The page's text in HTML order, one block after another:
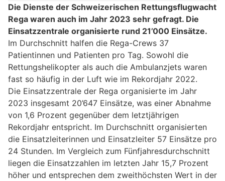
Die Dienste der Schweizerischen Rettungsflugwacht
Rega waren auch im Jahr 2023 sehr gefragt. Die
Einsatzzentrale organisierte rund 21’000 Einsätze.
Im Durchschnitt halfen die Rega-Crews 37
Patientinnen und Patienten pro Tag. Sowohl die
Rettungshelikopter als auch die Ambulanzjets waren
fast so häufig in der Luft wie im Rekordjahr 2022.
Die Einsatzzentrale der Rega organisierte im Jahr
2023 insgesamt 20’647 Einsätze, was einer Abnahme
von 1,6 Prozent gegenüber dem letztjährigen
Rekordjahr entspricht. Im Durchschnitt organisierten
die Einsatzleiterinnen und Einsatzleiter 57 Einsätze pro
24 Stunden. Im Vergleich zum Fünfjahresdurchschnitt
liegen die Einsatzzahlen im letzten Jahr 15,7 Prozent
höher und entsprechen dem zweithöchsten Wert in der